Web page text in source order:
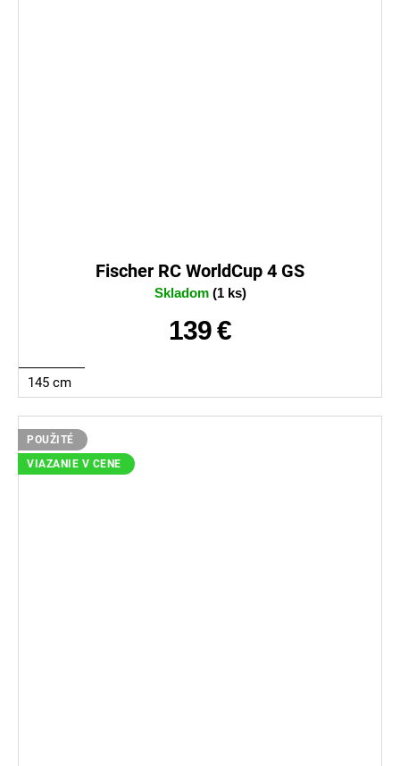
Fischer RC WorldCup 4 GS
Skladom (1 ks)
139 €
145 cm
POUŽITÉ
VIAZANIE V CENE